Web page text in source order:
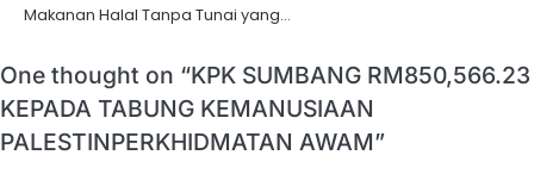
Makanan Halal Tanpa Tunai yang…
One thought on “KPK SUMBANG RM850,566.23
KEPADA TABUNG KEMANUSIAAN
PALESTINPERKHIDMATAN AWAM”